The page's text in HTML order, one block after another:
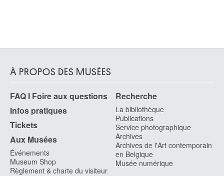
À PROPOS DES MUSÉES
FAQ I Foire aux questions
Infos pratiques
Tickets
Aux Musées
Événements
Museum Shop
Règlement & charte du visiteur
Recherche
La bibliothèque
Publications
Service photographique
Archives
Archives de l'Art contemporain
en Belgique
Musée numérique